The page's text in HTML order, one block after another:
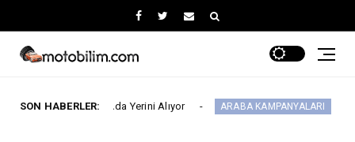
SON HABERLER:
Yerini Alıyor ARABA KAMPANYALARI MG 2.290.000